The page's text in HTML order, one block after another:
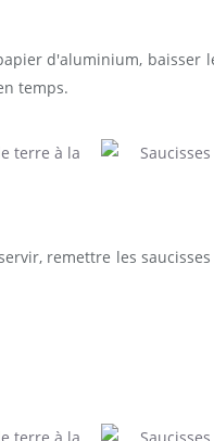
d'aluminium, baisser
temps.
remettre les